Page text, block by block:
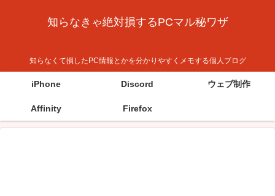
知らなきゃ絶対損するPCマル秘ワザ
知らなくて損したPC情報とかを分かりやすくメモする個人ブログ
iPhone Discord ウェブ制作
Affinity Firefox